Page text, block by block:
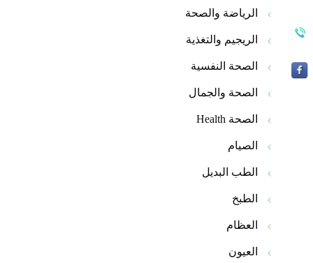
الرياضة والصحة
الريجيم والتغذية
الصحة النفسية
الصحة والجمال
الصحة Health
الصيام
الطب البديل
الطبخ
العظام
العيون